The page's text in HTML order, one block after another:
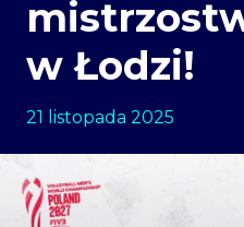
w Łodzi!
21 listopada 2025